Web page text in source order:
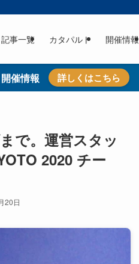
記事一覧 カタパルト 開催情報
催情報 詳しくはこちら
で。運営スタッ
2020 チー
20日